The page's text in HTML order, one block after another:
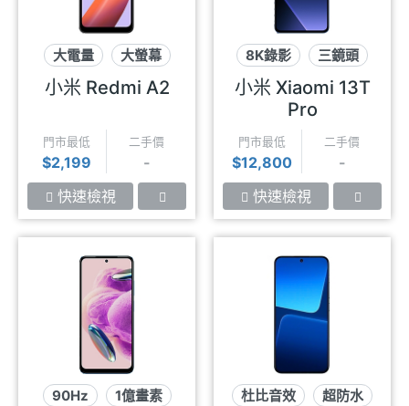
大電量
大螢幕
高性價比
小米 Redmi A2
門市最低
$2,199
二手價
-
快速檢視
8K錄影
三鏡頭
徠卡影像
小米 Xiaomi 13T
Pro
門市最低
$12,800
二手價
-
快速檢視
90Hz
1億畫素
杜比音效
超防水